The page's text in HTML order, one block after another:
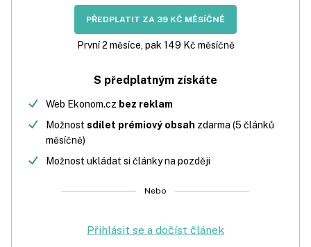
PŘEDPLATIT ZA 39 KČ MĚSÍČNĚ
První 2 měsíce, pak 149 Kč měsíčně
S předplatným získáte
Web Ekonom.cz bez reklam
Možnost sdílet prémiový obsah zdarma (5 článků
měsíčně)
Možnost ukládat si články na později
Nebo
Přihlásit se a dočíst článek